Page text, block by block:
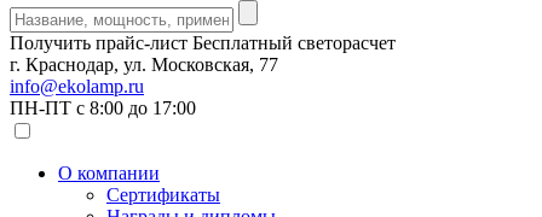
Получить прайс-лист Бесплатный светорасчет
г. Краснодар, ул. Московская, 77
info@ekolamp.ru
ПН-ПТ с 8:00 до 17:00
О компании
Сертификаты